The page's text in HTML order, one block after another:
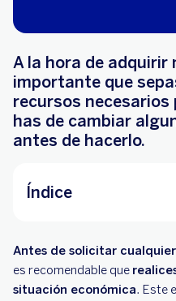
A la hora de adquirir
importante que
recursos necesarios
has de cambiar
antes de hacerlo.
Índice
Endeudamiento
valorar?
Antes de solicitar
es recomendable que
situación económica. Este